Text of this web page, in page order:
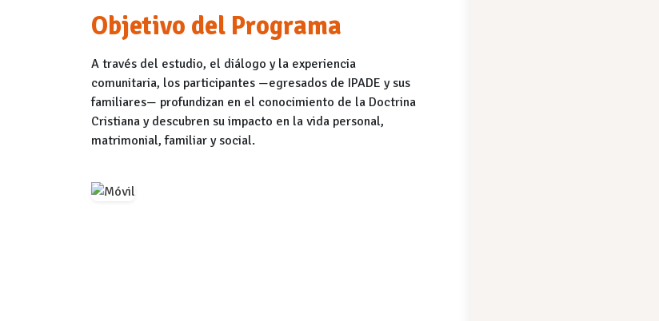
Objetivo del Programa
A través del estudio, el diálogo y la experiencia
comunitaria, los participantes —egresados de IPADE y sus
familiares— profundizan en el conocimiento de la Doctrina
Cristiana y descubren su impacto en la vida personal,
matrimonial, familiar y social.